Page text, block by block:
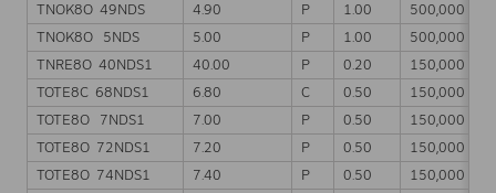
TNOK8O 49NDS
4.90 P 1.00
500,000
TNOK8O 5NDS
5.00 P 1.00
500,000
TNRE8O 40NDS1
40.00 P 0.20
150,000
TOTE8C 68NDS1
6.80 C 0.50
150,000
TOTE8O 7NDS1
7.00 P 0.50
150,000
TOTE8O 72NDS1
7.20 P 0.50
150,000
TOTE8O 74NDS1
7.40 P 0.50
150,000